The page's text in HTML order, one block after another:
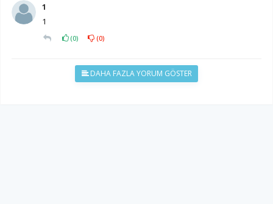
1
1
(0) (0)
DAHA FAZLA YORUM GÖSTER